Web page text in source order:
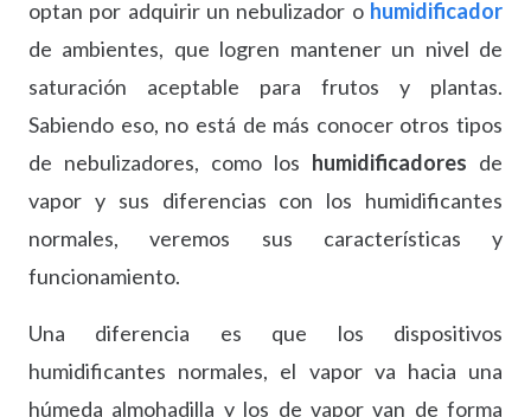
optan por adquirir un nebulizador o humidificador
de ambientes, que logren mantener un nivel de
saturación aceptable para frutos y plantas.
Sabiendo eso, no está de más conocer otros tipos
de nebulizadores, como los humidificadores de
vapor y sus diferencias con los humidificantes
normales, veremos sus características y
funcionamiento.
Una diferencia es que los dispositivos
humidificantes normales, el vapor va hacia una
húmeda almohadilla y los de vapor van de forma